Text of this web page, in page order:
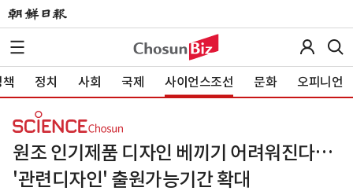
정치 사회 국제 사이언스조선 문화 오피니언
원조 인기제품 디자인 베끼기 어려워진다…
'관련디자인' 출원가능기간 확대